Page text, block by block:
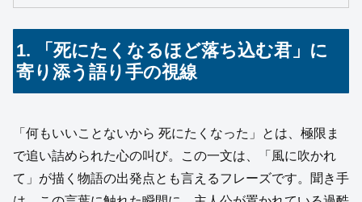
1. 「死にたくなるほど落ち込む君」に
寄り添う語り手の視線
「何もいいことないから 死にたくなった」とは、極限ま
で追い詰められた心の叫び。この一文は、「風に吹かれ
て」が描く物語の出発点とも言えるフレーズです。聞き手